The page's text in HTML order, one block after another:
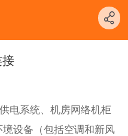
接
电系统、机房网络机柜
设备（包括空调和新风